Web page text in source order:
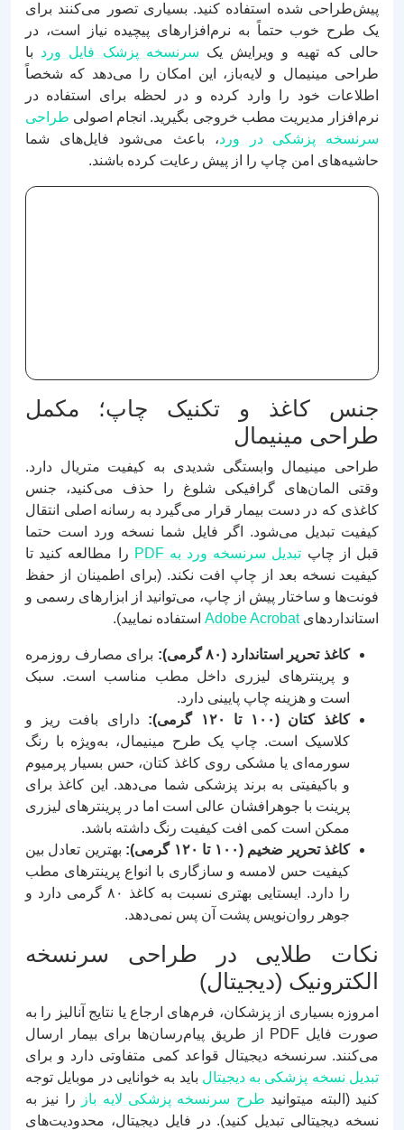
پیش‌طراحی شده استفاده کنید. بسیاری تصور می‌کنند برای
یک طرح خوب حتماً به نرم‌افزارهای پیچیده نیاز است، در
حالی که تهیه و ویرایش یک سرنسخه پزشک فایل ورد با
طراحی مینیمال و لایه‌باز، این امکان را می‌دهد که شخصاً
اطلاعات خود را وارد کرده و در لحظه برای استفاده در
نرم‌افزار مدیریت مطب خروجی بگیرید. انجام اصولی طراحی
سرنسخه پزشکی در ورد، باعث می‌شود فایل‌های شما
حاشیه‌های امن چاپ را از پیش رعایت کرده باشند.
جنس کاغذ و تکنیک چاپ؛ مکمل
طراحی مینیمال
طراحی مینیمال وابستگی شدیدی به کیفیت متریال دارد.
وقتی المان‌های گرافیکی شلوغ را حذف می‌کنید، جنس
کاغذی که در دست بیمار قرار می‌گیرد به رسانه اصلی انتقال
کیفیت تبدیل می‌شود. اگر فایل شما نسخه ورد است حتما
قبل از چاپ تبدیل سرنسخه ورد به PDF
را مطالعه کنید تا
کیفیت نسخه بعد از چاپ افت نکند. (برای اطمینان از حفظ
فونت‌ها و ساختار پیش از چاپ، می‌توانید از ابزارهای رسمی و
استانداردهایAdobe Acrobat استفاده نمایید).
کاغذ تحریر استاندارد (۸۰ گرمی):
برای مصارف روزمره
و پرینترهای لیزری داخل مطب مناسب است. سبک
است و هزینه چاپ پایینی دارد.
کاغذ کتان (۱۰۰ تا ۱۲۰ گرمی):
دارای بافت ریز و
کلاسیک است. چاپ یک طرح مینیمال، به‌ویژه با رنگ
سورمه‌ای یا مشکی روی کاغذ کتان، حس بسیار پرمیوم
و باکیفیتی به برند پزشکی شما می‌دهد. این کاغذ برای
پرینت با جوهرافشان عالی است اما در پرینترهای لیزری
ممکن است کمی افت کیفیت رنگ داشته باشد.
کاغذ تحریر ضخیم (۱۰۰ تا ۱۲۰ گرمی):
بهترین تعادل بین
کیفیت حس لامسه و سازگاری با انواع پرینترهای مطب
را دارد. ایستایی بهتری نسبت به کاغذ ۸۰ گرمی دارد و
جوهر روان‌نویس پشت آن پس نمی‌دهد.
نکات طلایی در طراحی سرنسخه
الکترونیک (دیجیتال)
امروزه بسیاری از پزشکان، فرم‌های ارجاع یا نتایج آنالیز را به
صورت فایل PDF از طریق پیام‌رسان‌ها برای بیمار ارسال
می‌کنند. سرنسخه دیجیتال قواعد کمی متفاوتی دارد و برای
تبدیل نسخه پزشکی به دیجیتال باید به خوانایی در موبایل توجه
کنید (البته میتوانید طرح سرنسخه پزشکی لایه باز
را نیز به
نسخه دیجیتالی تبدیل کنید). در فایل دیجیتال، محدودیت‌های